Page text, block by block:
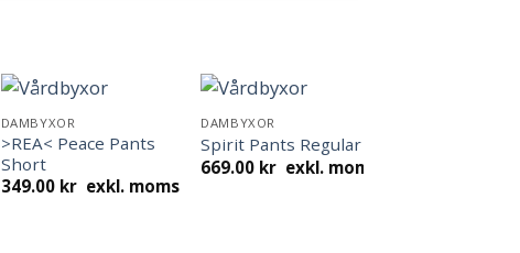
DAMBYXOR
>REA< Peace Pants
Short
349.00 krexkl. moms
DAMBYXOR
Spirit Pants Regular
669.00 kr exkl. moms